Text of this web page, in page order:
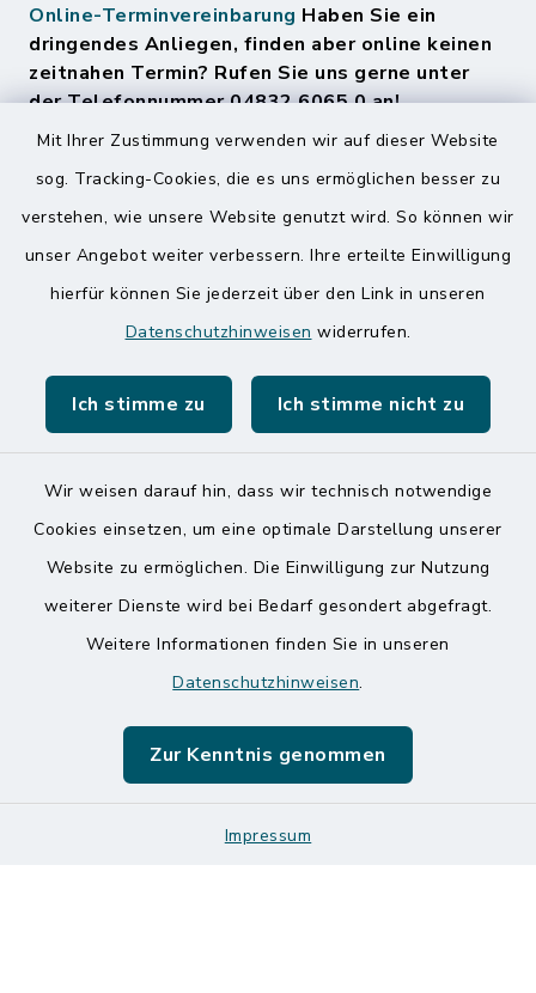
Mit Ihrer Zustimmung verwenden wir auf dieser Website
sog. Tracking-Cookies, die es uns ermöglichen besser zu
verstehen, wie unsere Website genutzt wird. So können wir
unser Angebot weiter verbessern. Ihre erteilte Einwilligung
hierfür können Sie jederzeit über den Link in unseren
Datenschutzhinweisen widerrufen.
Ich stimme zu Ich stimme nicht zu
Wir weisen darauf hin, dass wir technisch notwendige
Cookies einsetzen, um eine optimale Darstellung unserer
Website zu ermöglichen. Die Einwilligung zur Nutzung
weiterer Dienste wird bei Bedarf gesondert abgefragt.
Weitere Informationen finden Sie in unseren
Datenschutzhinweisen.
Zur Kenntnis genommen
Impressum
Online-Terminvereinbarung Haben Sie ein
dringendes Anliegen, finden aber online keinen
zeitnahen Termin? Rufen Sie uns gerne unter
der Telefonnummer 04832 6065 0 an!
Quicklinks
Amt Mitteldithmarschen
Speicherkoog Meldorfer Koog
Kontakt
Datenschutz
Logos und Designmanual